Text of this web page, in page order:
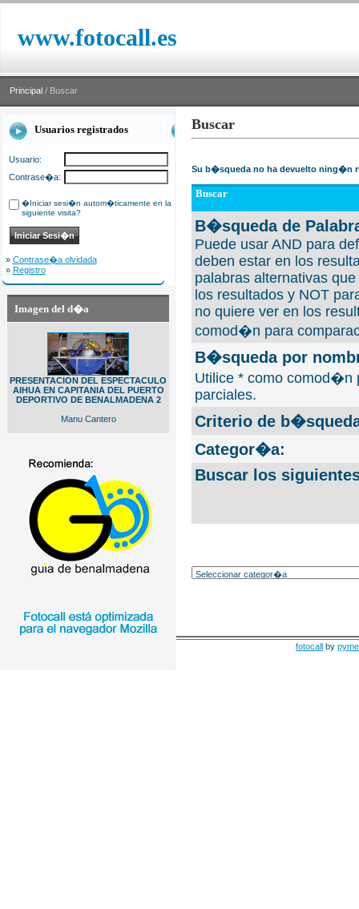
www.fotocall.es
Principal / Buscar
Usuarios registrados
Usuario:
Contrase�a:
�Iniciar sesi�n autom�ticamente en la
siguiente visita?
» Contrase�a olvidada
» Registro
Imagen del d�a
PRESENTACION DEL ESPECTACULO
AIHUA EN CAPITANIA DEL PUERTO
DEPORTIVO DE BENALMADENA 2
Manu Cantero
Buscar
Su b�squeda no ha devuelto ning�n
Buscar
B�squeda de
Puede usar AND para
deben estar en los
palabras alternativas
los resultados y NOT
no quiere ver en los
comod�n para
B�squeda por
Utilice * como comod�n
parciales.
Criterio de
Categor�a:
Buscar los
fotocall by